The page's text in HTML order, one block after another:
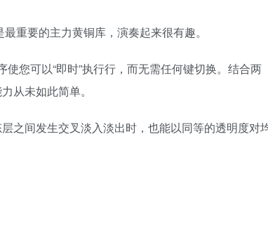
重要的主力黄铜库，演奏起来很有趣。
您可以“即时”执行行，而无需任何键切换。结合两
从未如此简单。
之间发生交叉淡入淡出时，也能以同等的透明度对